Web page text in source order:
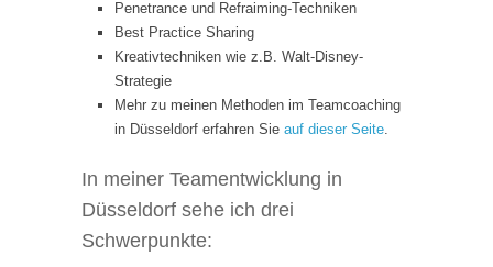
Penetrance und Refraiming-Techniken
Best Practice Sharing
Kreativtechniken wie z.B. Walt-Disney-
Strategie
Mehr zu meinen Methoden im Teamcoaching
in Düsseldorf erfahren Sie auf dieser Seite.
In meiner Teamentwicklung in
Düsseldorf sehe ich drei
Schwerpunkte: